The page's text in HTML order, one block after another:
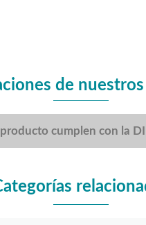
de
cumplen con la